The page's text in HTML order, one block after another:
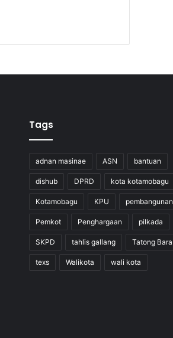
Tags
adnan masinae ASN bantuan
dishub DPRD kota kotamobagu
Kotamobagu KPU pembangunan
Pemkot Penghargaan pilkada
SKPD tahlis gallang Tatong Bara
texs Walikota wali kota